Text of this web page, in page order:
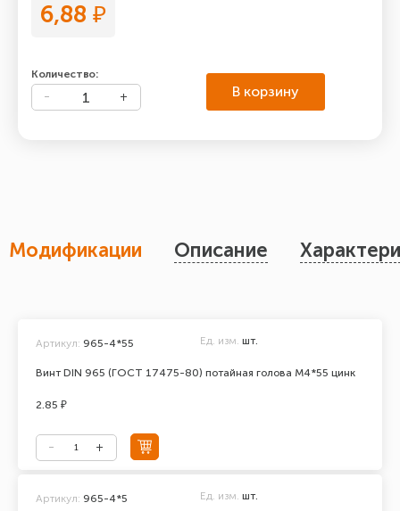
6,88 ₽
Количество:
В корзину
Модификации Описание
Винт DIN 965 (ГОСТ 17475-80) потайная голова М4*55 цинк
Артикул: 965-4*55 Ед. изм. шт.
2.85 ₽
Артикул: 965-4*5 Ед. изм. шт.